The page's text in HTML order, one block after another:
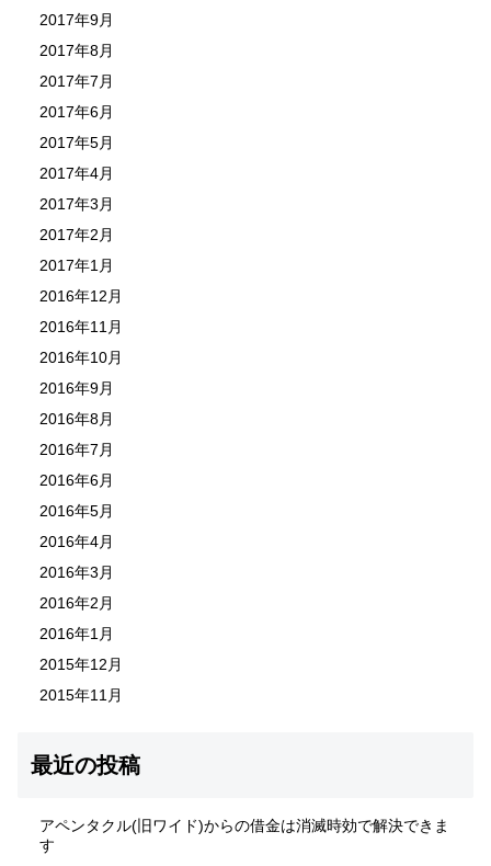
2017年9月
2017年8月
2017年7月
2017年6月
2017年5月
2017年4月
2017年3月
2017年2月
2017年1月
2016年12月
2016年11月
2016年10月
2016年9月
2016年8月
2016年7月
2016年6月
2016年5月
2016年4月
2016年3月
2016年2月
2016年1月
2015年12月
2015年11月
最近の投稿
アペンタクル(旧ワイド)からの借金は消滅時効で解決できま
す